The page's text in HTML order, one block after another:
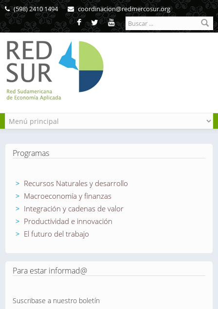
Pasar al contenido principal
(598) 2410 1494 coordinacion@redmercosur.org
Formulario de
búsqueda
Programas
Recursos Naturales y desarrollo
Macroeconomía y finanzas
Integración y cadenas de valor
Productividad e innovación
El futuro del trabajo
Para estar informad@
Suscribase a nuestro boletín